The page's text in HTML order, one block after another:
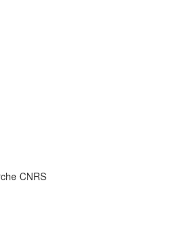
CNRS